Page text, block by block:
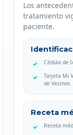
Los
tratamiento
paciente.
Cédula de
Tarjeta Mi
de Vecinos.
Receta
Receta